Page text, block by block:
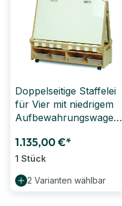
Doppelseitige Staffelei
für Vier mit niedrigem
Aufbewahrungswagen,
Varianten wählbar
1.135,00 €*
1 Stück
2 Varianten wählbar